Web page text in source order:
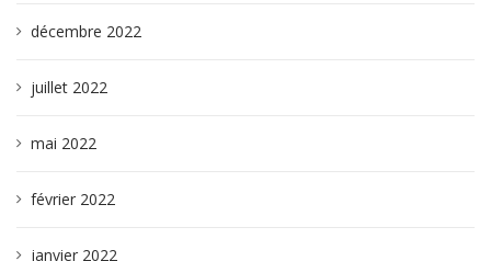
décembre 2022
juillet 2022
mai 2022
février 2022
janvier 2022